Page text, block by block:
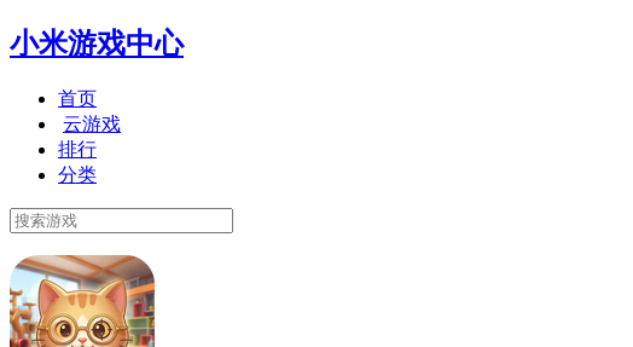
小米游戏中心
首页
云游戏
排行
分类